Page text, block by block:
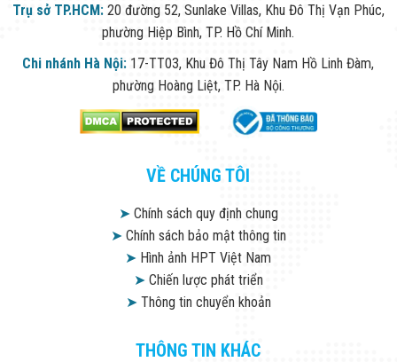
Trụ sở TP.HCM: 20 đường 52, Sunlake Villas, Khu Đô Thị Vạn Phúc,
phường Hiệp Bình, TP. Hồ Chí Minh.
Chi nhánh Hà Nội: 17-TT03, Khu Đô Thị Tây Nam Hồ Linh Đàm,
phường Hoàng Liệt, TP. Hà Nội.
VỀ CHÚNG TÔI
➤Chính sách quy định chung
➤Chính sách bảo mật thông tin
➤ Hình ảnh HPT Việt Nam
➤Chiến lược phát triển
➤Thông tin chuyển khoản
THÔNG TIN KHÁC